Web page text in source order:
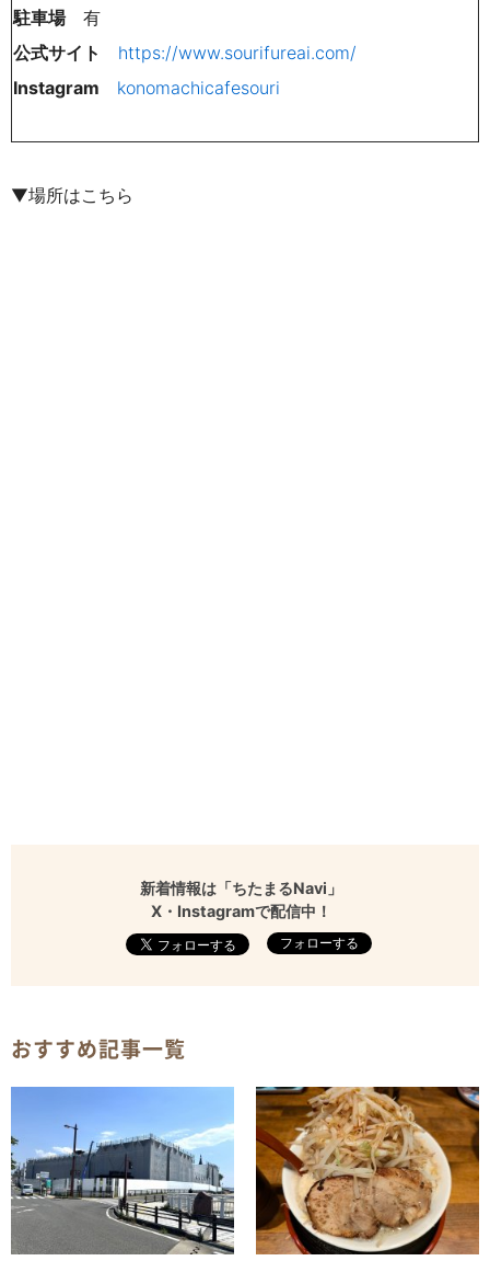
駐車場有
公式サイト
https://www.sourifureai.com/
Instagram konomachicafesouri
▼場所はこちら
新着情報は「ちたまるNavi」
X・Instagramで配信中！
フォローする
おすすめ記事一覧